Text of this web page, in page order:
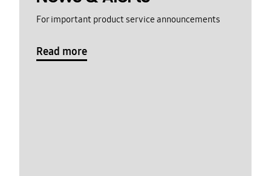
For important product service announcements
Read more